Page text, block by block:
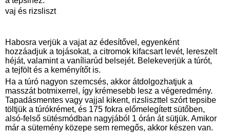
vaj és rizsliszt
Habosra verjük a vajat az édesítővel, egyenként
hozzáadjuk a tojásokat, a citromok kifacsart levét, lereszelt
héját, valamint a vaníliarúd belsejét. Belekeverjük a túrót,
a tejfölt és a keményítőt is.
Ha a túró nagyon szemcsés, akkor átdolgozhatjuk a
masszát botmixerrel, így krémesebb lesz a végeredmény.
Tapadásmentes vagy vajjal kikent, rizsliszttel szórt tepsibe
töltjük a túrókrémet, és 175 fokra előmelegített sütőben,
alsó-felső sütésmódban nagyjából 1 órán át sütjük. Amikor
már a sütemény közepe sem remegős, akkor készen van.